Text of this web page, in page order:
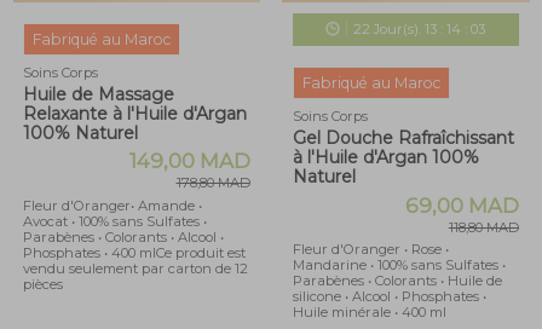
Fabriqué au Maroc
Soins Corps
Huile de Massage
Relaxante à l'Huile d'Argan
100% Naturel
149,00 MAD
178,80 MAD
Fleur d'Oranger• Amande •
Avocat • 100% sans Sulfates •
Parabènes • Colorants • Alcool •
Phosphates • 400 mlCe produit est
vendu seulement par carton de 12
pièces
22 Jour(s). 13: 14: 03
Fabriqué au Maroc
Soins Corps
Gel Douche Rafraîchissant
à l'Huile d'Argan 100%
Naturel
69,00 MAD
118,80 MAD
Fleur d'Oranger • Rose •
Mandarine • 100% sans Sulfates •
Parabènes • Colorants • Huile de
silicone • Alcool • Phosphates •
Huile minérale • 400 ml